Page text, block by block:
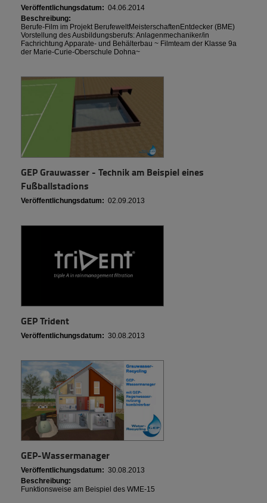
Veröffentlichungsdatum: 04.06.2014
Beschreibung:
Berufe-Film im Projekt BerufeweltMeisterschaftenEntdecker (BME)
Vorstellung des Ausbildungsberufs: Anlagenmechaniker/in
Fachrichtung Apparate- und Behälterbau ~ Filmteam der Klasse 9a
der Marie-Curie-Oberschule Dohna~
GEP Grauwasser - Technik am Beispiel eines
Fußballstadions
Veröffentlichungsdatum: 02.09.2013
GEP Trident
Veröffentlichungsdatum: 30.08.2013
GEP-Wassermanager
Veröffentlichungsdatum: 30.08.2013
Beschreibung:
Funktionsweise am Beispiel des WME-15